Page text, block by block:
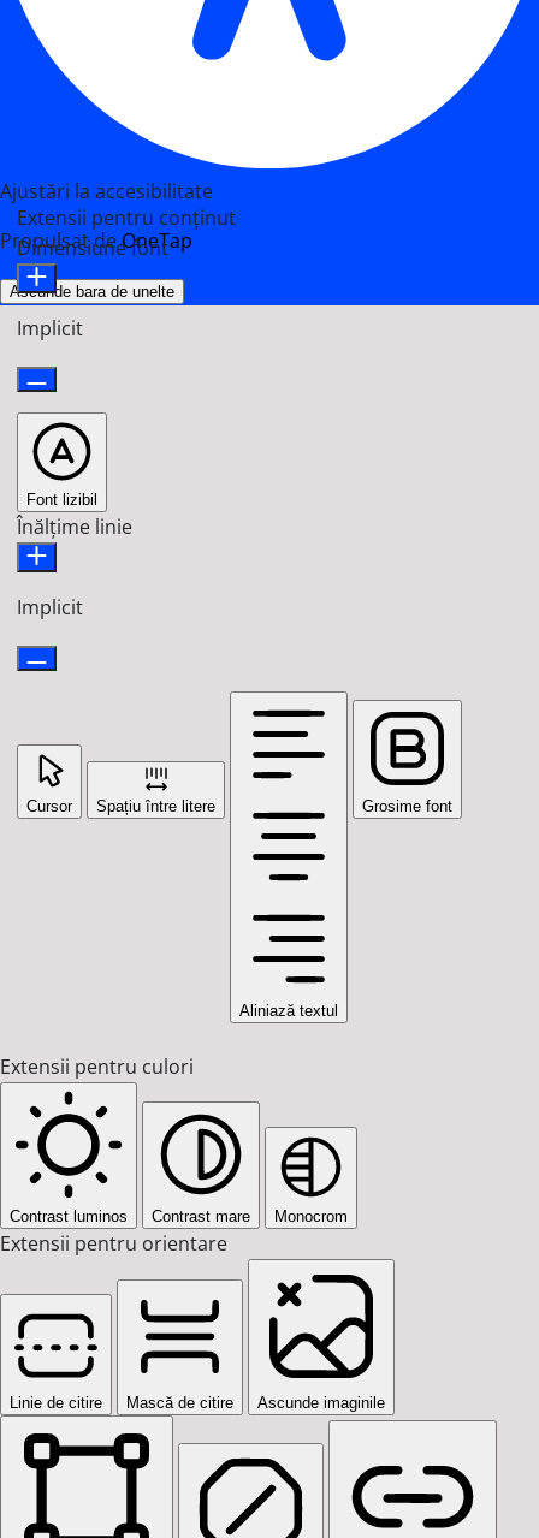
Ajustări la accesibilitate
Propulsat deOneTap
Ascunde bara de unelte
Extensii pentru conținut
Dimensiune font
Implicit
Font lizibil
Înălțime linie
Implicit
Cursor Spațiu între litere
Aliniază textul
Grosime font
Extensii pentru culori
Contrast luminos Contrast mare Monocrom
Extensii pentru orientare
Linie de citire Mască de citire Ascunde imaginile